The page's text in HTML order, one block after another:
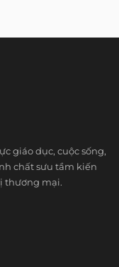
giáo dục, cuộc sống,
chất sưu tầm kiến
thương mại.